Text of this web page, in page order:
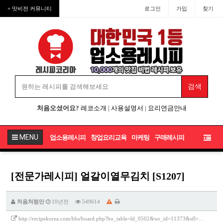
+ 맛비전 커뮤니티 로그인 가입 찾기
처음오셨어요? 레코소개 | 사용설명서 | 요리연금안내
MENU 업소용레시피 창업요리교육 마케팅 구매레시피
[전문가레시피] 얼갈이열무김치 [S1207]
처음처럼만 10년전 549614
http://recipekorea.com/bbs/board.php?bo_table=ld_0502&wr_id=11373&sfl=…